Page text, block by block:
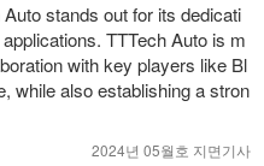
stands out for its dedicati
TTTech Auto is m
with key players like Bl
while also establishing a stron
2024년 05월호 지면기사